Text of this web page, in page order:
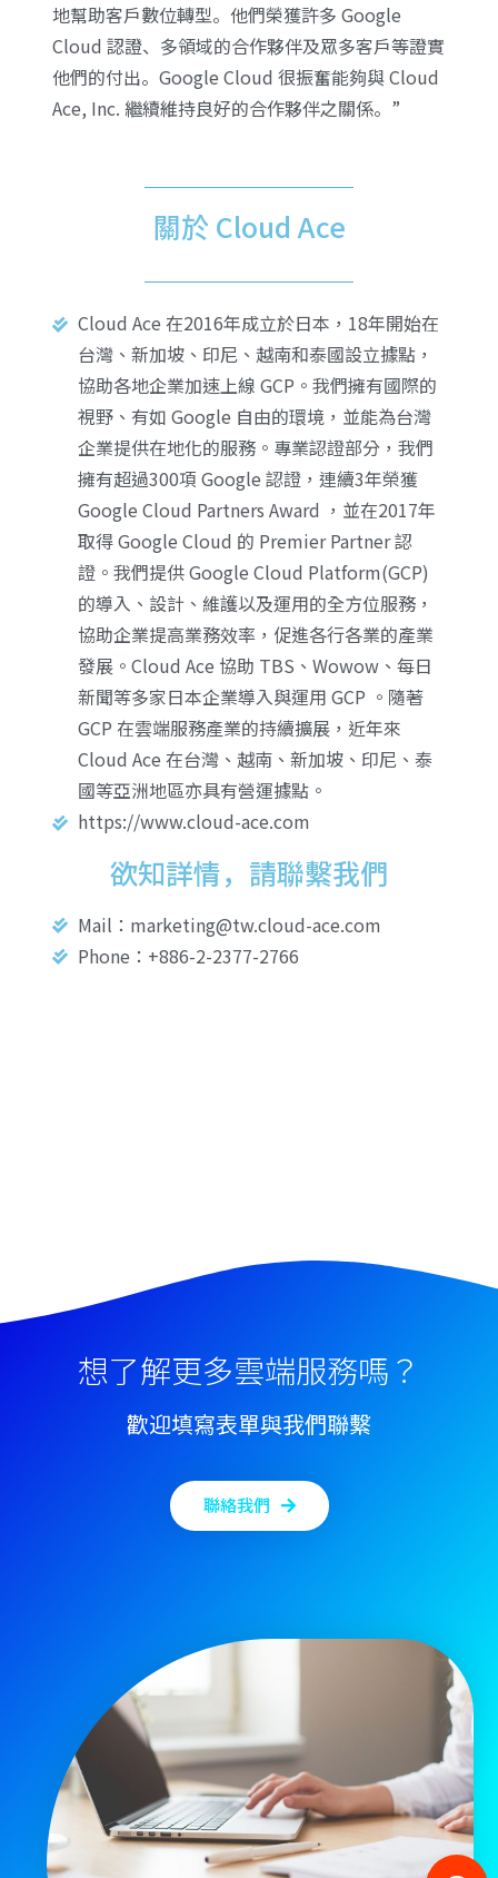
地幫助客戶數位轉型。他們榮獲許多 Google
Cloud 認證、多領域的合作夥伴及眾多客戶等證實
他們的付出。Google Cloud 很振奮能夠與 Cloud
Ace, Inc. 繼續維持良好的合作夥伴之關係。”
關於 Cloud Ace
Cloud Ace 在2016年成立於日本，18年開始在
台灣、新加坡、印尼、越南和泰國設立據點，
協助各地企業加速上線 GCP。我們擁有國際的
視野、有如 Google 自由的環境，並能為台灣
企業提供在地化的服務。專業認證部分，我們
擁有超過300項 Google 認證，連續3年榮獲
Google Cloud Partners Award ，並在2017年
取得 Google Cloud 的 Premier Partner 認
證。我們提供 Google Cloud Platform(GCP)
的導入、設計、維護以及運用的全方位服務，
協助企業提高業務效率，促進各行各業的產業
發展。Cloud Ace 協助 TBS、Wowow、每日
新聞等多家日本企業導入與運用 GCP 。隨著
GCP 在雲端服務產業的持續擴展，近年來
Cloud Ace 在台灣、越南、新加坡、印尼、泰
國等亞洲地區亦具有營運據點。
https://www.cloud-ace.com
欲知詳情，請聯繫我們
Mail：marketing@tw.cloud-ace.com
Phone：+886-2-2377-2766
想了解更多雲端服務嗎？
歡迎填寫表單與我們聯繫
聯絡我們